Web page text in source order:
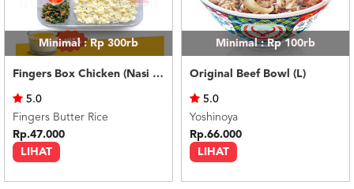
Minimal : Rp 300rb
Fingers Box Chicken (Nasi Putih) Silky Pudding
LIHAT
5.0
Fingers Butter Rice
Rp.47.000
Minimal : Rp 100rb
Original Beef Bowl (L)
LIHAT
5.0
Yoshinoya
Rp.66.000